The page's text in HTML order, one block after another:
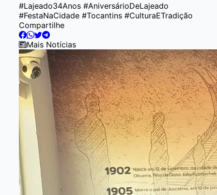
#Lajeado34Anos #AniversárioDeLajeado
#FestaNaCidade #Tocantins #CulturaETradição
Compartilhe
Mais Notícias